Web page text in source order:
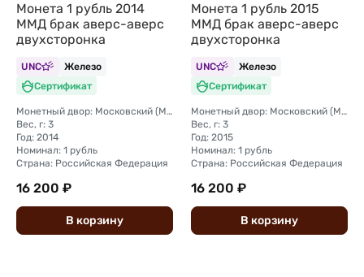
Монета 1 рубль 2014
ММД брак аверс-аверс
двухсторонка
UNC
Железо
Сертификат
Монетный двор: Московский (ММД)
Вес, г: 3
Год: 2014
Номинал: 1 рубль
Страна: Российская Федерация
16 200 ₽
В корзину
Монета 1 рубль 2015
ММД брак аверс-аверс
двухсторонка
UNC
Железо
Сертификат
Монетный двор: Московский (ММД)
Вес, г: 3
Год: 2015
Номинал: 1 рубль
Страна: Российская Федерация
16 200 ₽
В корзину